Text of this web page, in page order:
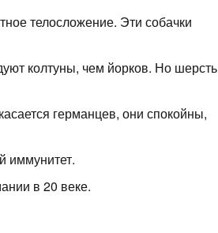
телосложение. Эти собачки
колтуны, чем йорков. Но шерсть
германцев, они спокойны,
иммунитет.
в 20 веке.